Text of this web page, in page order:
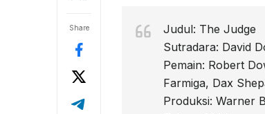
Share
Judul: The Judge
Sutradara: David
Pemain: Robert
Farmiga, Dax
Produksi: Warner